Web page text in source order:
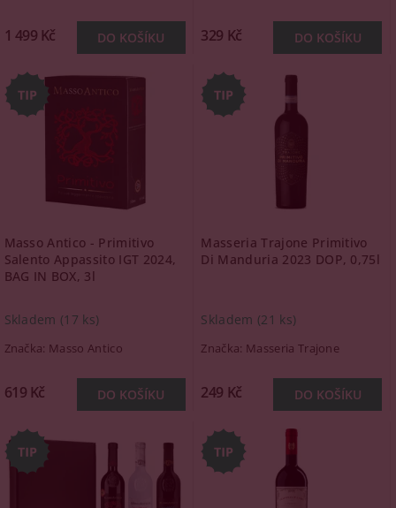
1 499 Kč 329 Kč
Masso Antico - Primitivo
Salento Appassito IGT 2024,
BAG IN BOX, 3l
Skladem (17 ks)
Značka: Masso Antico
619 Kč
Masseria Trajone Primitivo
Di Manduria 2023 DOP, 0,75l
Skladem (21 ks)
Značka: Masseria Trajone
249 Kč